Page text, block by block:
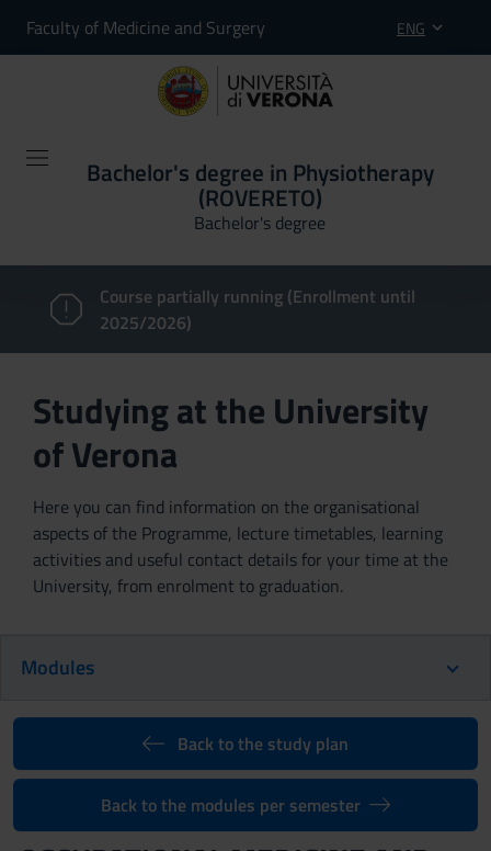
Faculty of Medicine and Surgery ENG
Bachelor's degree in Physiotherapy
(ROVERETO)
Bachelor's degree
Course partially running (Enrollment until
2025/2026)
Studying at the University
of Verona
Here you can find information on the organisational
aspects of the Programme, lecture timetables, learning
activities and useful contact details for your time at the
University, from enrolment to graduation.
Modules
Back to the study plan
Back to the modules per semester